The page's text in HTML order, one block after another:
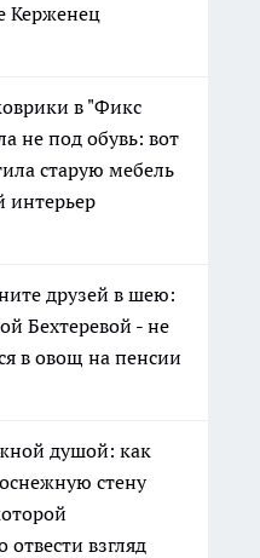
Керженец
в "Фикс
не под обувь: вот
старую мебель
друзей в шею:
Бехтеревой - не
в овощ на пенсии
душой: как
стену
взгляд